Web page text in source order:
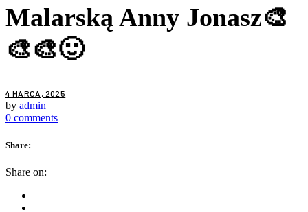
Malarską Anny Jonasz🎨
🎨🎨🙂
4 MARCA, 2025
by admin
0 comments
Share:
Share on: